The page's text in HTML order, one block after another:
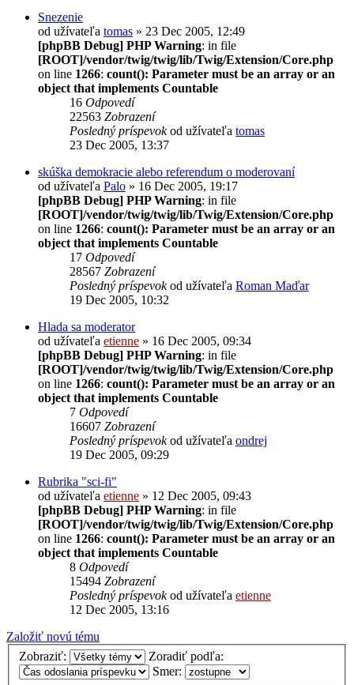
Snezenie
od užívateľa tomas » 23 Dec 2005, 12:49
[phpBB Debug] PHP Warning: in file
[ROOT]/vendor/twig/twig/lib/Twig/Extension/Core.php
on line 1266: count(): Parameter must be an array or an
object that implements Countable
16 Odpovedí
22563 Zobrazení
Posledný príspevokod užívateľa tomas
23 Dec 2005, 13:37
skúška demokracie alebo referendum o moderovaní
od užívateľa Palo » 16 Dec 2005, 19:17
[phpBB Debug] PHP Warning: in file
[ROOT]/vendor/twig/twig/lib/Twig/Extension/Core.php
on line 1266: count(): Parameter must be an array or an
object that implements Countable
17 Odpovedí
28567 Zobrazení
Posledný príspevokod užívateľa Roman Maďar
19 Dec 2005, 10:32
Hlada sa moderator
od užívateľa etienne » 16 Dec 2005, 09:34
[phpBB Debug] PHP Warning: in file
[ROOT]/vendor/twig/twig/lib/Twig/Extension/Core.php
on line 1266: count(): Parameter must be an array or an
object that implements Countable
7 Odpovedí
16607 Zobrazení
Posledný príspevokod užívateľa ondrej
19 Dec 2005, 09:29
Rubrika "sci-fi"
od užívateľa etienne » 12 Dec 2005, 09:43
[phpBB Debug] PHP Warning: in file
[ROOT]/vendor/twig/twig/lib/Twig/Extension/Core.php
on line 1266: count(): Parameter must be an array or an
object that implements Countable
8 Odpovedí
15494 Zobrazení
Posledný príspevokod užívateľa etienne
12 Dec 2005, 13:16
Založiť novú tému
Zobraziť:
Zoradiť podľa:
Smer: